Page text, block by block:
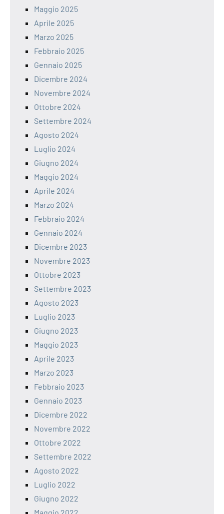
Maggio 2025
Aprile 2025
Marzo 2025
Febbraio 2025
Gennaio 2025
Dicembre 2024
Novembre 2024
Ottobre 2024
Settembre 2024
Agosto 2024
Luglio 2024
Giugno 2024
Maggio 2024
Aprile 2024
Marzo 2024
Febbraio 2024
Gennaio 2024
Dicembre 2023
Novembre 2023
Ottobre 2023
Settembre 2023
Agosto 2023
Luglio 2023
Giugno 2023
Maggio 2023
Aprile 2023
Marzo 2023
Febbraio 2023
Gennaio 2023
Dicembre 2022
Novembre 2022
Ottobre 2022
Settembre 2022
Agosto 2022
Luglio 2022
Giugno 2022